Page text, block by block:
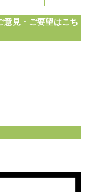
意見・ご要望はこち